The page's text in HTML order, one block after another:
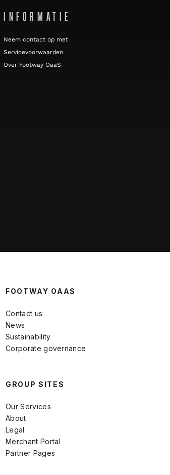
INFORMATIE
Neem contact op met
Servicevoorwaarden
Over Footway OaaS
FOOTWAY OAAS
Contact us
News
Sustainability
Corporate governance
GROUP SITES
Our Services
About
Legal
Merchant Portal
Partner Pages